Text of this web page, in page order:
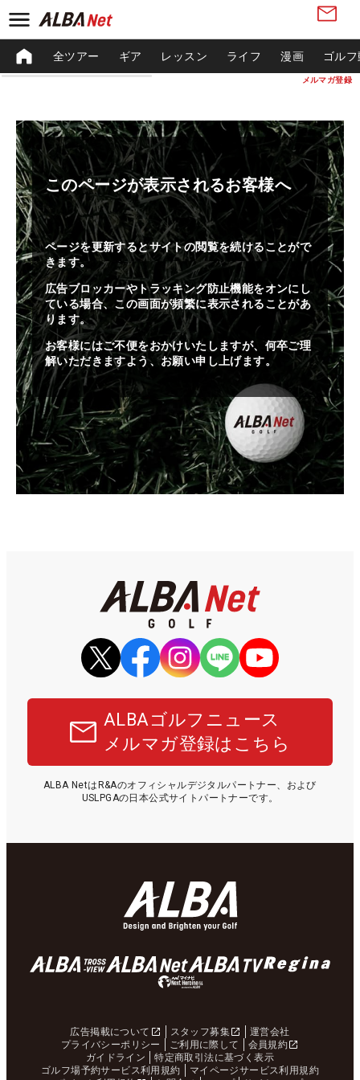
メルマガ登録
全ツアー ギア レッスン ライフ 漫画 ゴル
このページが表示されるお客様へ
ページを更新するとサイトの閲覧を続けることがで
きます。
広告ブロッカーやトラッキング防止機能をオンにし
ている場合、この画面が頻繁に表示されることがあ
ります。
お客様にはご不便をおかけいたしますが、何卒ご理
解いただきますよう、お願い申し上げます。
ALBAゴルフニュース
メルマガ登録はこちら
ALBA NetはR&Aのオフィシャルデジタルパートナー、および
USLPGAの日本公式サイトパートナーです。
広告掲載について スタッフ募集
運営会社
プライバシーポリシー
ご利用に際して
会員規約
ガイドライン
特定商取引法に基づく表示
ゴルフ場予約サービス利用規約
マイページサービス利用規約